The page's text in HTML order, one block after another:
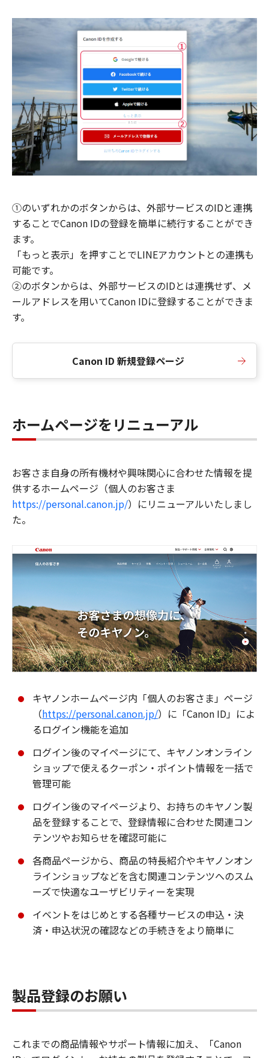
①のいずれかのボタンからは、外部サービスのIDと連携
することでCanon IDの登録を簡単に続行することができ
ます。
「もっと表示」を押すことでLINEアカウントとの連携も
可能です。
②のボタンからは、外部サービスのIDとは連携せず、メ
ールアドレスを用いてCanon IDに登録することができま
す。
Canon ID 新規登録ページ
ホームページをリニューアル
お客さま自身の所有機材や興味関心に合わせた情報を提
供するホームページ（個人のお客さま
https://personal.canon.jp/）にリニューアルいたしまし
た。
キヤノンホームページ内「個人のお客さま」ページ
（https://personal.canon.jp/）に「Canon ID」によ
るログイン機能を追加
ログイン後のマイページにて、キヤノンオンライン
ショップで使えるクーポン・ポイント情報を一括で
管理可能
ログイン後のマイページより、お持ちのキヤノン製
品を登録することで、登録情報に合わせた関連コン
テンツやお知らせを確認可能に
各商品ページから、商品の特長紹介やキヤノンオン
ラインショップなどを含む関連コンテンツへのスム
ーズで快適なユーザビリティーを実現
イベントをはじめとする各種サービスの申込・決
済・申込状況の確認などの手続きをより簡単に
製品登録のお願い
これまでの商品情報やサポート情報に加え、「Canon